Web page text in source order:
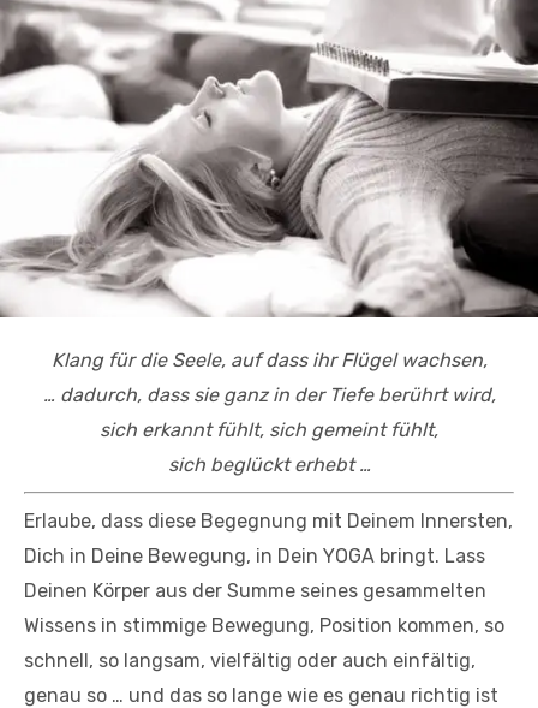
Klang für die Seele, auf dass ihr Flügel wachsen,
… dadurch, dass sie ganz in der Tiefe berührt wird,
sich erkannt fühlt, sich gemeint fühlt,
sich beglückt erhebt …
Erlaube, dass diese Begegnung mit Deinem Innersten,
Dich in Deine Bewegung, in Dein YOGA bringt. Lass
Deinen Körper aus der Summe seines gesammelten
Wissens in stimmige Bewegung, Position kommen, so
schnell, so langsam, vielfältig oder auch einfältig,
genau so … und das so lange wie es genau richtig ist